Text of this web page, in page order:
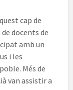
cap de
docents de
amb un
i les
Més de
van assistir a